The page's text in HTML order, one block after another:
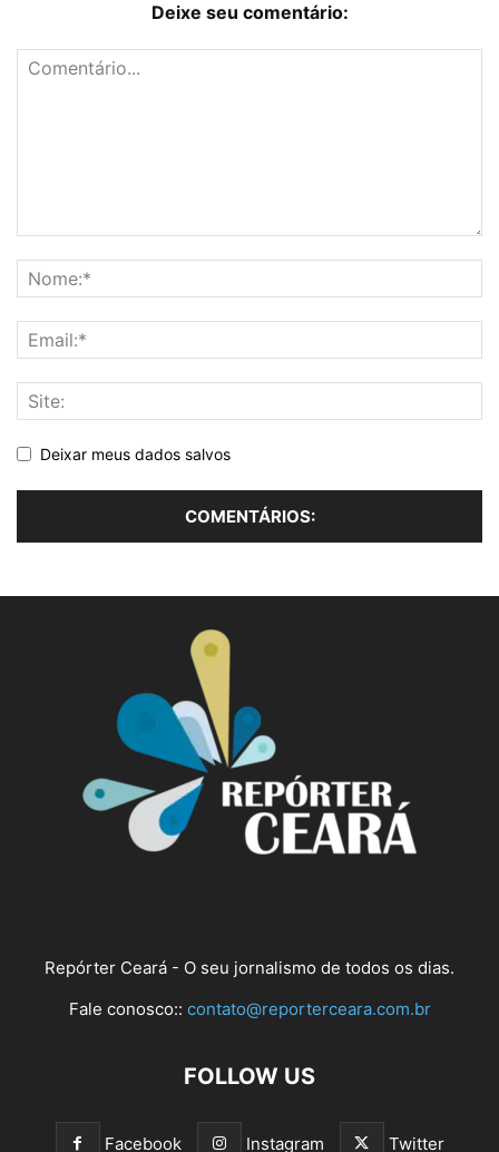
Deixe seu comentário:
Deixar meus dados salvos
Repórter Ceará - O seu jornalismo de todos os dias.
Fale conosco:: contato@reporterceara.com.br
FOLLOW US
Facebook Instagram Twitter